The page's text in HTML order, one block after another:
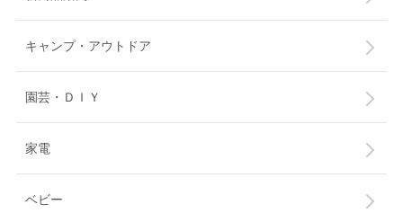
キャンプ・アウトドア
園芸・ＤＩＹ
家電
ベビー